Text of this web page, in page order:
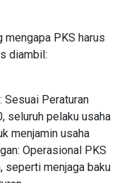
PKS harus
diambil:
Sesuai Peraturan
seluruh pelaku usaha
menjamin usaha
Operasional PKS
seperti menjaga baku